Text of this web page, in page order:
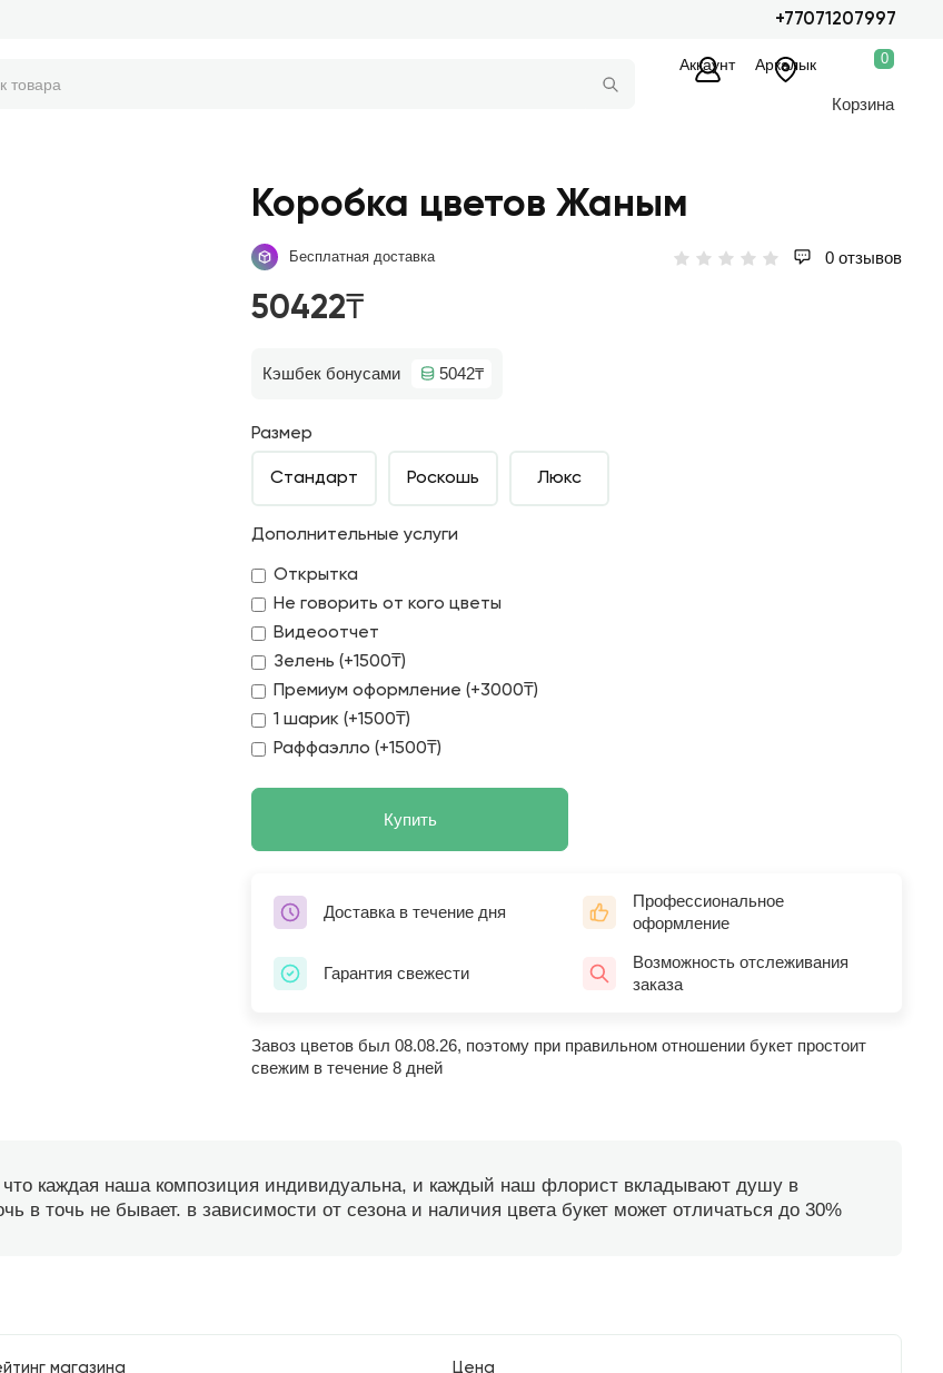
+77071207997
Аккаунт Аркалык 0
Корзина
Коробка цветов Жаным
Бесплатная доставка 0 отзывов
50422₸
Кэшбек бонусами 5042₸
Размер
Стандарт Роскошь Люкс
Дополнительные услуги
Открытка
Не говорить от кого цветы
Видеоотчет
Зелень (+1500₸)
Премиум оформление (+3000₸)
1 шарик (+1500₸)
Раффаэлло (+1500₸)
Купить
Доставка в течение дня
Профессиональное
оформление
Гарантия свежести
Возможность отслеживания
заказа
Завоз цветов был 08.08.26, поэтому при правильном отношении букет простоит
свежим в течение 8 дней
каждая наша композиция индивидуальна, и каждый наш флорист вкладывают душу в
в точь не бывает. в зависимости от сезона и наличия цвета букет может отличаться до 30%
магазина Цена